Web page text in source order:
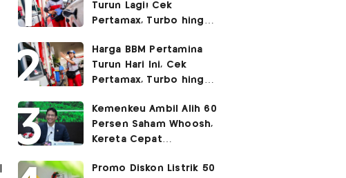
Turun Lagi! Cek
Pertamax, Turbo hingga
Agustus 2026
Harga BBM Pertamina
Turun Hari Ini, Cek
Pertamax, Turbo hingga
2026
Kemenkeu Ambil Alih 60
Persen Saham Whoosh,
Kereta Cepat
Surabaya
Promo Diskon Listrik 50